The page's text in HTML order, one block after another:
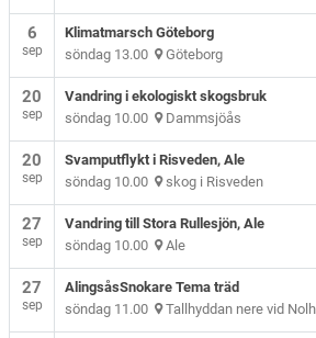
6
sep
Klimatmarsch Göteborg
söndag 13.00 Göteborg
20
sep
Vandring i ekologiskt skogsbruk
söndag 10.00 Dammsjöås
20
sep
Svamputflykt i Risveden, Ale
söndag 10.00 skog i Risveden
27
sep
Vandring till Stora Rullesjön, Ale
söndag 10.00 Ale
27
sep
AlingsåsSnokare Tema träd
söndag 11.00 Tallhyddan nere vid